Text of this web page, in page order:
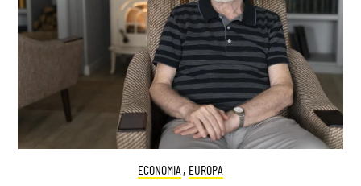
ECONOMIA , EUROPA